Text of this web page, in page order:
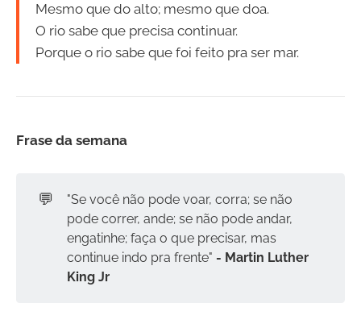
Mesmo que do alto; mesmo que doa.
O rio sabe que precisa continuar.
Porque o rio sabe que foi feito pra ser mar.
Frase da semana
💬
"Se você não pode voar, corra; se não
pode correr, ande; se não pode andar,
engatinhe; faça o que precisar, mas
continue indo pra frente" - Martin Luther
King Jr